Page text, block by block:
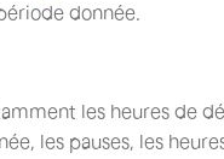
donnée.
les heures de
les pauses, les